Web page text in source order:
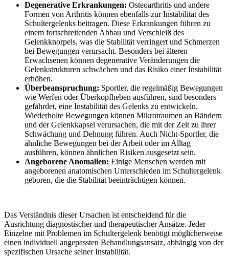
Degenerative Erkrankungen: Osteoarthritis und andere
Formen von Arthritis können ebenfalls zur Instabilität des
Schultergelenks beitragen. Diese Erkrankungen führen zu
einem fortschreitenden Abbau und Verschleiß des
Gelenkknorpels, was die Stabilität verringert und Schmerzen
bei Bewegungen verursacht. Besonders bei älteren
Erwachsenen können degenerative Veränderungen die
Gelenkstrukturen schwächen und das Risiko einer Instabilität
erhöhen.
Überbeanspruchung: Sportler, die regelmäßig Bewegungen
wie Werfen oder Überkopfheben ausführen, sind besonders
gefährdet, eine Instabilität des Gelenks zu entwickeln.
Wiederholte Bewegungen können Mikrotraumen an Bändern
und der Gelenkkapsel verursachen, die mit der Zeit zu ihrer
Schwächung und Dehnung führen. Auch Nicht-Sportler, die
ähnliche Bewegungen bei der Arbeit oder im Alltag
ausführen, können ähnlichen Risiken ausgesetzt sein.
Angeborene Anomalien: Einige Menschen werden mit
angeborenen anatomischen Unterschieden im Schultergelenk
geboren, die die Stabilität beeinträchtigen können.
Das Verständnis dieser Ursachen ist entscheidend für die
Ausrichtung diagnostischer und therapeutischer Ansätze. Jeder
Einzelne mit Problemen im Schultergelenk benötigt möglicherweise
einen individuell angepassten Behandlungsansatz, abhängig von der
spezifischen Ursache seiner Instabilität.